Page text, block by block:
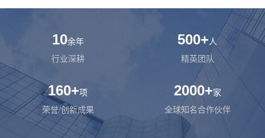
10余年
行业深耕
500+ 人
精英团队
160+项
荣誉/创新成果
2000+家
全球知名合作伙伴